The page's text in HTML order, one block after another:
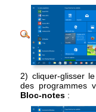
2) cliquer-glisser le
des programmes
Bloc-notes :